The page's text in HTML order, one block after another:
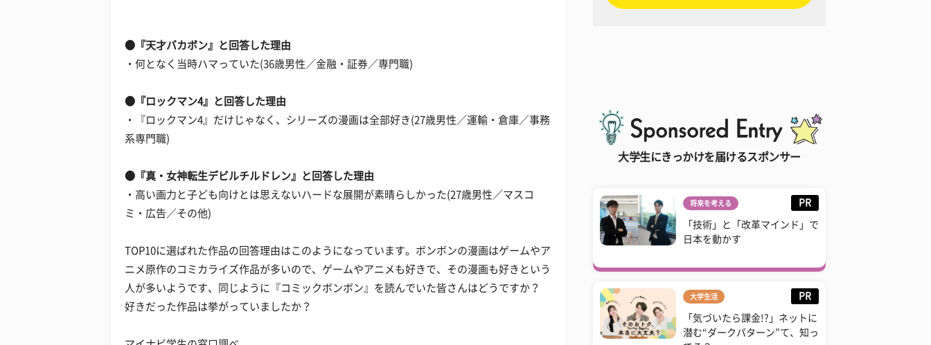
●『天才バカボン』と回答した理由
・何となく当時ハマっていた(36歳男性／金融・証券／専門職)
●『ロックマン4』と回答した理由
・『ロックマン4』だけじゃなく、シリーズの漫画は全部好き(27歳男性／運輸・倉庫／事務
系専門職)
●『真・女神転生デビルチルドレン』と回答した理由
・高い画力と子ども向けとは思えないハードな展開が素晴らしかった(27歳男性／マスコ
ミ・広告／その他)
TOP10に選ばれた作品の回答理由はこのようになっています。ボンボンの漫画はゲームやア
ニメ原作のコミカライズ作品が多いので、ゲームやアニメも好きで、その漫画も好きという
人が多いようです、同じように『コミックボンボン』を読んでいた皆さんはどうですか？
好きだった作品は挙がっていましたか？
大学生にきっかけを届けるスポンサー
将来を考える PR
「技術」と「改革マインド」で
日本を動かす
大学生活 PR
「気づいたら課金!?」ネットに
潜む“ダークパターン”て、知っ